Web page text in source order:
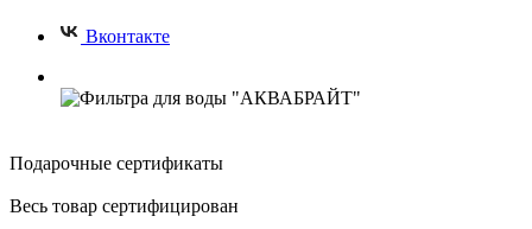
Вконтакте
Подарочные сертификаты
Весь товар сертифицирован